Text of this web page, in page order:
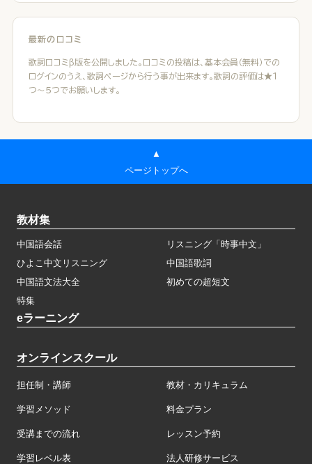
最新の口コミ
歌詞口コミβ版を公開しました。口コミの投稿は、基本会員（無料）での
ログインのうえ、歌詞ページから行う事が出来ます。歌詞の評価は★１
つ～５つでお願いします。
▲
ページトップへ
教材集
中国語会話
リスニング「時事中文」
ひよこ中文リスニング
中国語歌詞
中国語文法大全
初めての超短文
特集
eラーニング
オンラインスクール
担任制・講師 教材・カリキュラム
学習メソッド 料金プラン
受講までの流れ レッスン予約
学習レベル表 法人研修サービス